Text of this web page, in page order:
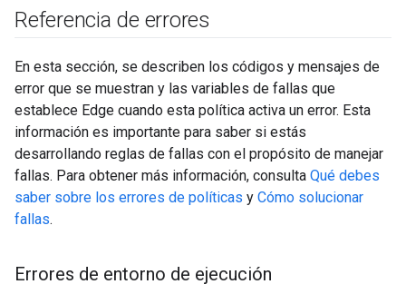
Referencia de errores
En esta sección, se describen los códigos y mensajes de
error que se muestran y las variables de fallas que
establece Edge cuando esta política activa un error. Esta
información es importante para saber si estás
desarrollando reglas de fallas con el propósito de manejar
fallas. Para obtener más información, consulta Qué debes
saber sobre los errores de políticas y Cómo solucionar
fallas.
Errores de entorno de ejecución